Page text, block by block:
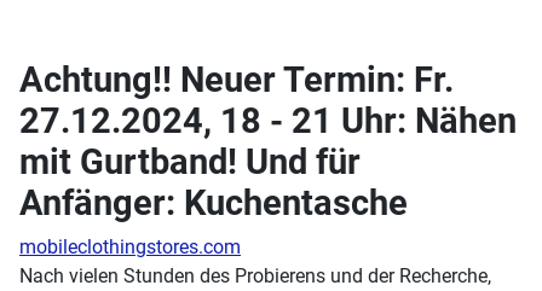
Achtung!! Neuer Termin: Fr.
27.12.2024, 18 - 21 Uhr: Nähen
mit Gurtband! Und für
Anfänger: Kuchentasche
mobileclothingstores.com
Nach vielen Stunden des Probierens und der Recherche,